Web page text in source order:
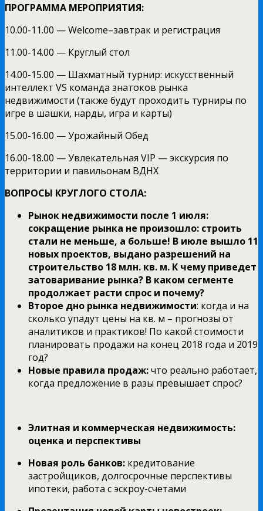
ПРОГРАММА МЕРОПРИЯТИЯ:
10.00-11.00 — Welcome–завтрак и регистрация
11.00-14.00 — Круглый стол
14.00-15.00 — Шахматный турнир: искусственный
интеллект VS команда знатоков рынка
недвижимости (также будут проходить турниры по
игре в шашки, нарды, игра и карты)
15.00-16.00 — Урожайный Обед
16.00-18.00 — Увлекательная VIP — экскурсия по
территории и павильонам ВДНХ
ВОПРОСЫ КРУГЛОГО СТОЛА:
Рынок недвижимости после 1 июля:
сокращение рынка не произошло: строить
стали не меньше, а больше! В июле вышло 11
новых проектов, выдано разрешений на
строительство 18 млн. кв. м. К чему приведет
затоваривание рынка? В каком сегменте
продолжает расти спрос и почему?
Второе дно рынка недвижимости: когда и на
сколько упадут цены на кв. м – прогнозы от
аналитиков и практиков! По какой стоимости
планировать продажи на конец 2018 года и 2019
год?
Новые правила продаж:что реально работает,
когда предложение в разы превышает спрос?
Элитная и коммерческая недвижимость:
оценка и перспективы
Новая роль банков: кредитование
застройщиков, долгосрочные перспективы
ипотеки, работа с эскроу-счетами